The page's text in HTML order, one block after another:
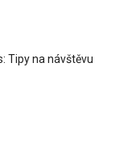
Tipy na návštěvu